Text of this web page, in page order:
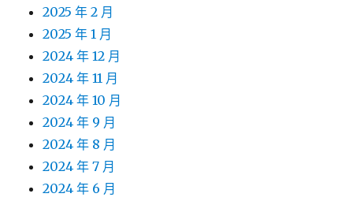
2025 年 2 月
2025 年 1 月
2024 年 12 月
2024 年 11 月
2024 年 10 月
2024 年 9 月
2024 年 8 月
2024 年 7 月
2024 年 6 月